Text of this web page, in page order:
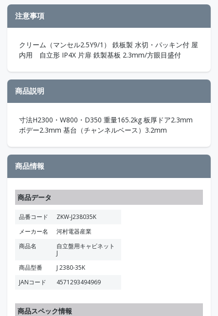
注意事項
クリーム（マンセル2.5Y9/1） 鉄板製 水切・パッキン付 屋
内用 自立形 IP4X 片扉 鉄製基板 2.3mm/方眼目盛付
商品説明
寸法H2300・W800・D350 重量165.2kg 板厚ドア2.3mm
ボデー2.3mm 基台（チャンネルベース）3.2mm
商品情報
商品データ
品番コード
ZKW-J238035K
メーカー名
河村電器産業
商品名
自立盤用キャビネット
J
商品型番
J 2380-35K
JANコード
4571293494969
商品スペック情報